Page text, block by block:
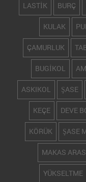
LASTİK BURÇ
KULAK
ÇAMURLUK
BUGİKOL
ASKIKOL ŞASE
KEÇE DEVE
KÖRÜK ŞASE
MAKAS
YÜKSELTME